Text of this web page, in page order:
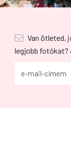
Van ötleted,
legjobb